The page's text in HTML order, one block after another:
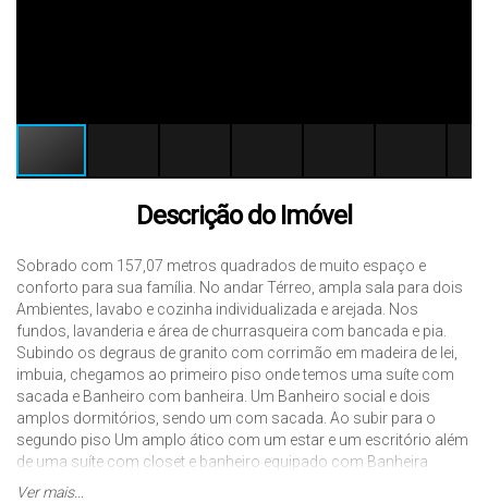
Descrição do Imóvel
Sobrado com 157,07 metros quadrados de muito espaço e
conforto para sua família. No andar Térreo, ampla sala para dois
Ambientes, lavabo e cozinha individualizada e arejada. Nos
fundos, lavanderia e área de churrasqueira com bancada e pia.
Subindo os degraus de granito com corrimão em madeira de lei,
imbuia, chegamos ao primeiro piso onde temos uma suíte com
sacada e Banheiro com banheira. Um Banheiro social e dois
amplos dormitórios, sendo um com sacada. Ao subir para o
segundo piso Um amplo ático com um estar e um escritório além
de uma suíte com closet e banheiro equipado com Banheira
também. Tudo muito bem conservado, Cômodos arejados e
Ver mais...